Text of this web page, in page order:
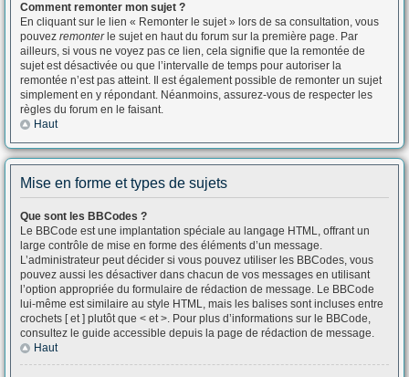
Comment remonter mon sujet ?
En cliquant sur le lien « Remonter le sujet » lors de sa consultation, vous
pouvez remonterle sujet en haut du forum sur la première page. Par
ailleurs, si vous ne voyez pas ce lien, cela signifie que la remontée de
sujet est désactivée ou que l’intervalle de temps pour autoriser la
remontée n’est pas atteint. Il est également possible de remonter un sujet
simplement en y répondant. Néanmoins, assurez-vous de respecter les
règles du forum en le faisant.
Haut
Mise en forme et types de sujets
Que sont les BBCodes ?
Le BBCode est une implantation spéciale au langage HTML, offrant un
large contrôle de mise en forme des éléments d’un message.
L’administrateur peut décider si vous pouvez utiliser les BBCodes, vous
pouvez aussi les désactiver dans chacun de vos messages en utilisant
l’option appropriée du formulaire de rédaction de message. Le BBCode
lui-même est similaire au style HTML, mais les balises sont incluses entre
crochets [ et ] plutôt que < et >. Pour plus d’informations sur le BBCode,
consultez le guide accessible depuis la page de rédaction de message.
Haut